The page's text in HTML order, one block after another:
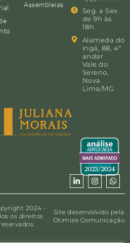
Assembleias
Seg. a Sex.
de 9h às
18h
Alameda do
ingá, 88, 4º
andar
Vale do
Sereno,
Nova
Lima/MG
2024 -
os direitos
Site desenvolvido pela
Otimize Comunicação